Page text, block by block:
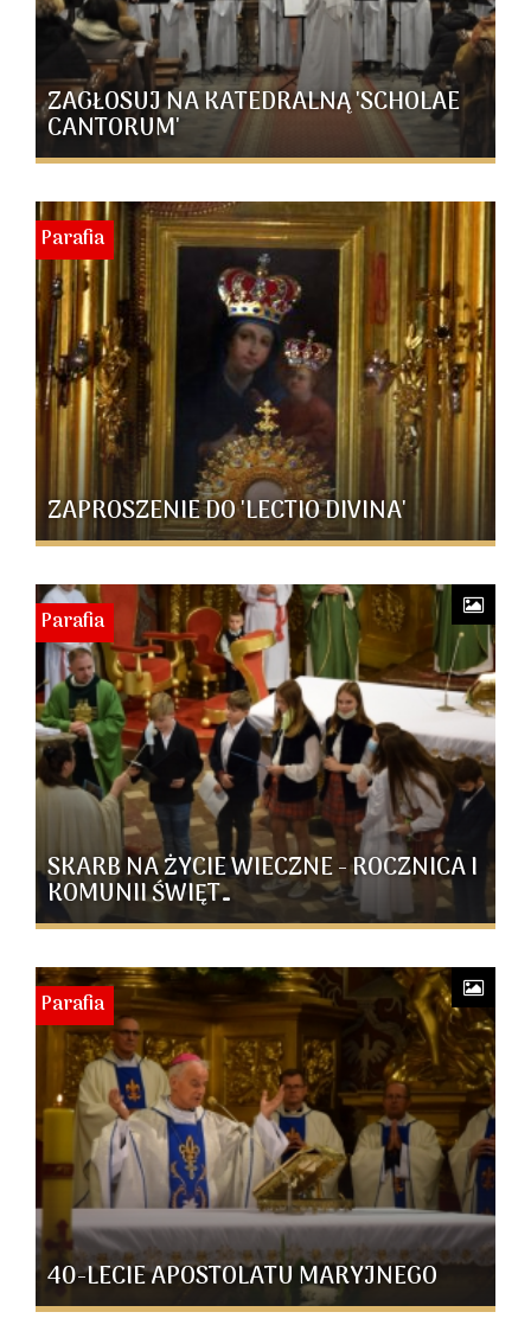
ZAGŁOSUJ NA KATEDRALNĄ 'SCHOLAE
CANTORUM'
ZAPROSZENIE DO 'LECTIO DIVINA'
Parafia
SKARB NA ŻYCIE WIECZNE - ROCZNICA I
KOMUNII ŚWIĘT…
Parafia
40-LECIE APOSTOLATU MARYJNEGO
Parafia